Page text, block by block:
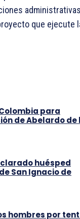
que ejecute
para
de Abelardo de
huésped
San Ignacio de
hombres por